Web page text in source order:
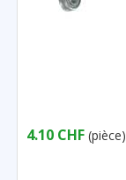
4.10 CHF (pièce)